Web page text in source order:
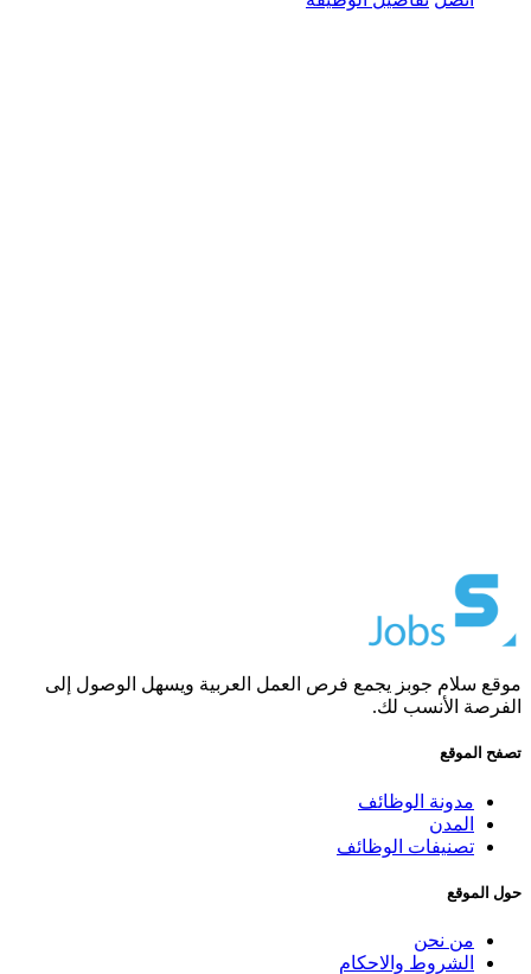
موقع سلام جوبز يجمع فرص العمل العربية ويسهل الوصول إلى
الفرصة الأنسب لك.
تصفح الموقع
مدونة الوظائف
المدن
تصنيفات الوظائف
حول الموقع
من نحن
الشروط والاحكام